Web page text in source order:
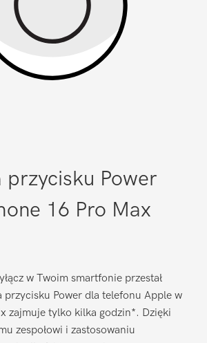
przycisku Power
16 Pro Max
w Twoim smartfonie przestał
przycisku Power dla telefonu Apple w
zajmuje tylko kilka godzin*. Dzięki
zespołowi i zastosowaniu